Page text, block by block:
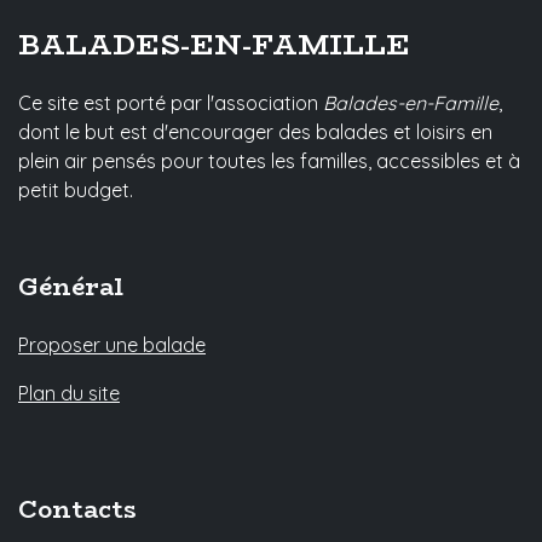
BALADES-EN-FAMILLE
Ce site est porté par l'association Balades-en-Famille,
dont le but est d'encourager des balades et loisirs en
plein air pensés pour toutes les familles, accessibles et à
petit budget.
Général
Proposer une balade
Plan du site
Contacts